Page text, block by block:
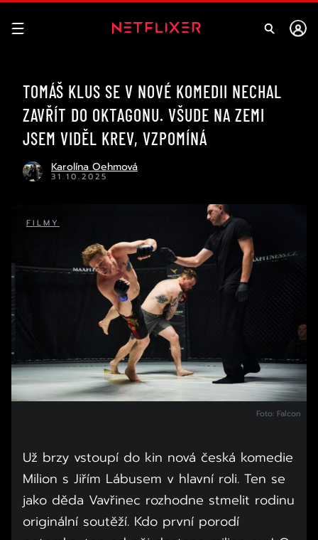
TOMÁŠ KLUS SE V NOVÉ KOMEDII NECHAL
ZAVŘÍT DO OKTAGONU. VŠUDE NA ZEMI
JSEM VIDĚL KREV, VZPOMÍNÁ
Karolína Oehmová
31.10.2025
FILMY
Foto: Falcon
Už brzy vstoupí do kin nová česká komedie
Milion s Jiřím Lábusem v hlavní roli. Ten se
jako děda Vavřinec rozhodne stmelit rodinu
originální soutěží. Kdo první porodí